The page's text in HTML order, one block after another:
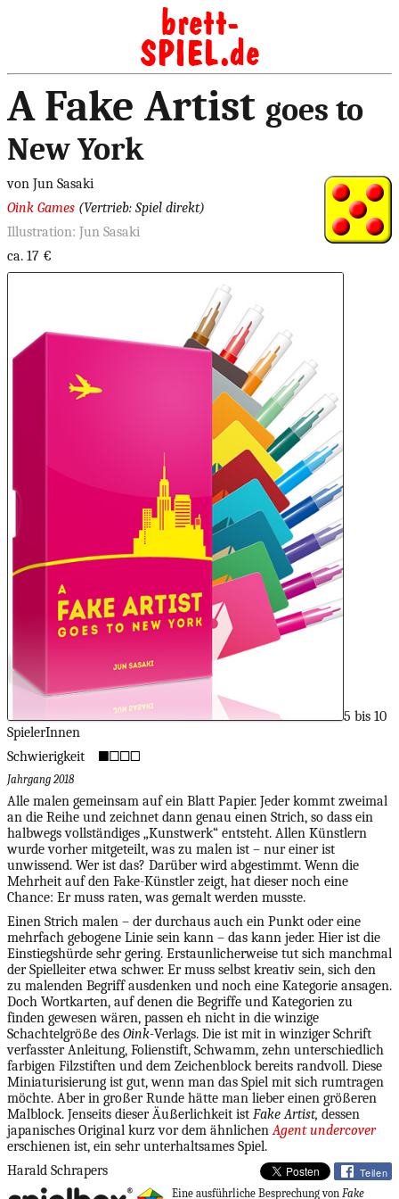
A Fake Artist goes to
New York
von Jun Sasaki
Oink Games (Vertrieb: Spiel direkt)
Illustration: Jun Sasaki
ca. 17 €
5 bis 10
SpielerInnen
Schwierigkeit
Jahrgang 2018
Alle malen gemeinsam auf ein Blatt Papier. Jeder kommt zweimal
an die Reihe und zeichnet dann genau einen Strich, so dass ein
halbwegs vollständiges „Kunstwerk“ entsteht. Allen Künstlern
wurde vorher mitgeteilt, was zu malen ist – nur einer ist
unwissend. Wer ist das? Darüber wird abgestimmt. Wenn die
Mehrheit auf den Fake-Künstler zeigt, hat dieser noch eine
Chance: Er muss raten, was gemalt werden musste.
Einen Strich malen – der durchaus auch ein Punkt oder eine
mehrfach gebogene Linie sein kann – das kann jeder. Hier ist die
Einstiegshürde sehr gering. Erstaunlicherweise tut sich manchmal
der Spielleiter etwa schwer. Er muss selbst kreativ sein, sich den
zu malenden Begriff ausdenken und noch eine Kategorie ansagen.
Doch Wortkarten, auf denen die Begriffe und Kategorien zu
finden gewesen wären, passen eh nicht in die winzige
Schachtelgröße des Oink-Verlags. Die ist mit in winziger Schrift
verfasster Anleitung, Folienstift, Schwamm, zehn unterschiedlich
farbigen Filzstiften und dem Zeichenblock bereits randvoll. Diese
Miniaturisierung ist gut, wenn man das Spiel mit sich rumtragen
möchte. Aber in großer Runde hätte man lieber einen größeren
Malblock. Jenseits dieser Äußerlichkeit ist Fake Artist, dessen
japanisches Original kurz vor dem ähnlichenAgent undercover
erschienen ist, ein sehr unterhaltsames Spiel.
Teilen
Harald Schrapers
Eine ausführliche Besprechung von Fake